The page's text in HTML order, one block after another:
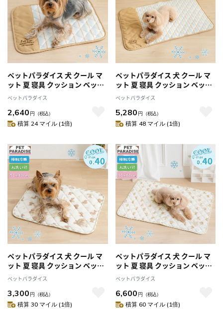
ペットパラダイス 犬 クール マ
ット 夏 寝具 クッション ベッド
ナチュラル クールマット
（50×40cm） 小型犬 ペットベ
ッド ペットソファー ペットク
ッション 涼しい ひんやり 接触
ペットパラダイス
2,640 円 （税込）
積算 24 マイル (1倍)
ペットパラダイス 犬 クール マ
ット 夏 寝具 クッション ベッド
ナチュラル クールマット
（90×60cm） 小型犬 中型犬
ペットベッド ペットソファー
ペットクッション 涼しい ひん
ペットパラダイス
5,280 円 （税込）
積算 48 マイル (1倍)
ペットパラダイス 犬 クール マ
ット 夏 寝具 クッション ベッド
くまさん ソフト クールマット
（50×40cm） 小型犬 ペットベ
ッド ペットソファー ペットク
ッション 涼しい ひんやり 接触
ペットパラダイス
3,300 円 （税込）
積算 30 マイル (1倍)
ペットパラダイス 犬 クール マ
ット 夏 寝具 クッション ベッド
くまさん ソフト クールマット
（90×60cm） 小型犬 中型犬
ペットベッド ペットソファー
ペットクッション 涼しい ひん
ペットパラダイス
6,600 円 （税込）
積算 60 マイル (1倍)